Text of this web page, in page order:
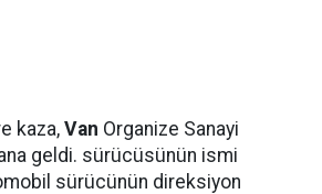
kaza, Van Organize Sanayi
geldi. sürücüsünün ismi
sürücünün direksiyon